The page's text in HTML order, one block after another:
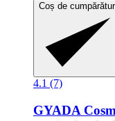
Coș de
4.1 (7)
GYADA